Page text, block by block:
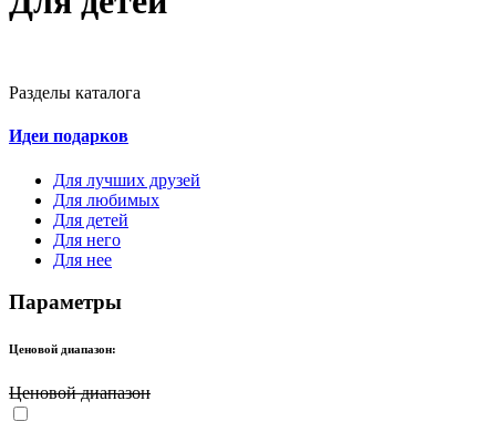
Разделы каталога
Идеи подарков
Для лучших друзей
Для любимых
Для детей
Для него
Для нее
Параметры
Ценовой диапазон:
Ценовой диапазон